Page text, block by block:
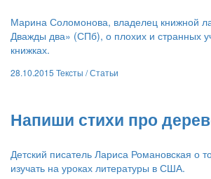
Марина Соломонова, владелец книжной
Дважды два» (СПб), о плохих и странных
книжках.
28.10.2015 Тексты /Статьи
​Напиши стихи про
Детский писатель Лариса Романовская о
изучать на уроках литературы в США.